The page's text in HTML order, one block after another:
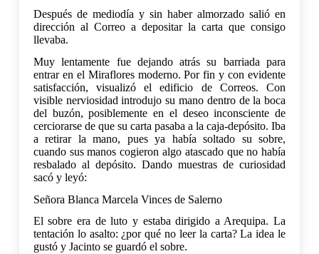
Después de mediodía y sin haber almorzado salió en
dirección al Correo a depositar la carta que consigo
llevaba.
Muy lentamente fue dejando atrás su barriada para
entrar en el Miraflores moderno. Por fin y con evidente
satisfacción, visualizó el edificio de Correos. Con
visible nerviosidad introdujo su mano dentro de la boca
del buzón, posiblemente en el deseo inconsciente de
cerciorarse de que su carta pasaba a la caja-depósito. Iba
a retirar la mano, pues ya había soltado su sobre,
cuando sus manos cogieron algo atascado que no había
resbalado al depósito. Dando muestras de curiosidad
sacó y leyó:
Señora Blanca Marcela Vinces de Salerno
El sobre era de luto y estaba dirigido a Arequipa. La
tentación lo asalto: ¿por qué no leer la carta? La idea le
gustó y Jacinto se guardó el sobre.